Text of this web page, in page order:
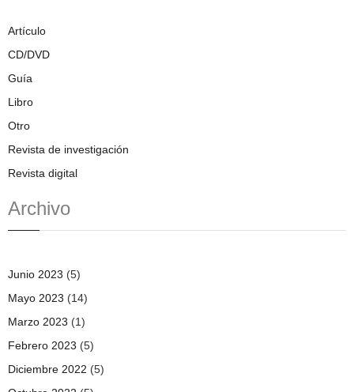
Artículo
CD/DVD
Guía
Libro
Otro
Revista de investigación
Revista digital
Archivo
Junio 2023 (5)
Mayo 2023 (14)
Marzo 2023 (1)
Febrero 2023 (5)
Diciembre 2022 (5)